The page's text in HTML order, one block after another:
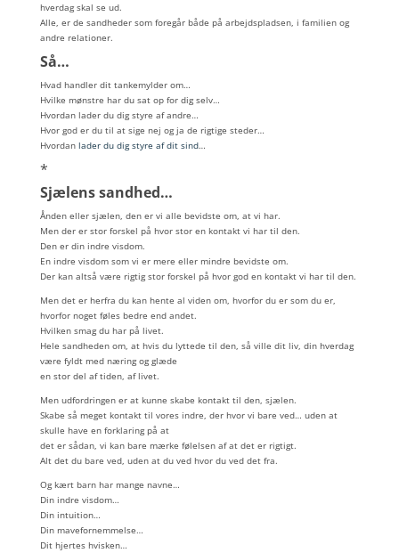
hverdag skal se ud.
Alle, er de sandheder som foregår både på arbejdspladsen, i familien og
andre relationer.
Så…
Hvad handler dit tankemylder om…
Hvilke mønstre har du sat op for dig selv…
Hvordan lader du dig styre af andre…
Hvor god er du til at sige nej og ja de rigtige steder…
Hvordan lader du dig styre af dit sind…
*
Sjælens sandhed…
Ånden eller sjælen, den er vi alle bevidste om, at vi har.
Men der er stor forskel på hvor stor en kontakt vi har til den.
Den er din indre visdom.
En indre visdom som vi er mere eller mindre bevidste om.
Der kan altså være rigtig stor forskel på hvor god en kontakt vi har til den.
Men det er herfra du kan hente al viden om, hvorfor du er som du er,
hvorfor noget føles bedre end andet.
Hvilken smag du har på livet.
Hele sandheden om, at hvis du lyttede til den, så ville dit liv, din hverdag
være fyldt med næring og glæde
en stor del af tiden, af livet.
Men udfordringen er at kunne skabe kontakt til den, sjælen.
Skabe så meget kontakt til vores indre, der hvor vi bare ved… uden at
skulle have en forklaring på at
det er sådan, vi kan bare mærke følelsen af at det er rigtigt.
Alt det du bare ved, uden at du ved hvor du ved det fra.
Og kært barn har mange navne…
Din indre visdom…
Din intuition…
Din mavefornemmelse…
Dit hjertes hvisken…